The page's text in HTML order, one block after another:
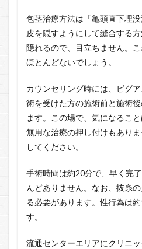
包茎治療方法は「亀頭直下埋
皮を隠すようにして縫合する
隠れるので、目立ちません。
ほとんどないでしょう。
カウンセリング時には、ビグ
術を受けた方の施術前と施術
ます。この場で、気になるこ
無用な治療の押し付けもあり
してください。
手術時間は約20分で、早く完
んどありません。なお、抜糸
る必要があります。性行為は
す。
流通センターエリアにクリニ